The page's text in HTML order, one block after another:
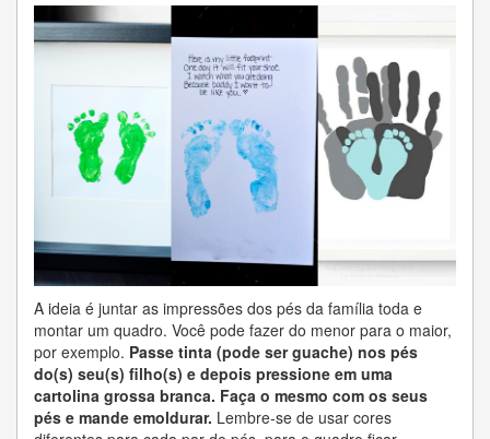
A ideia é juntar as impressões dos pés da família toda e
montar um quadro. Você pode fazer do menor para o maior,
por exemplo. Passe tinta (pode ser guache) nos pés
do(s) seu(s) filho(s) e depois pressione em uma
cartolina grossa branca. Faça o mesmo com os seus
pés e mande emoldurar. Lembre-se de usar cores